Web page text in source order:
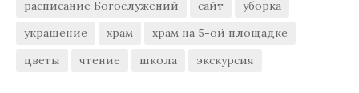
расписание Богослужений
сайт
уборка
украшение
храм
храм на 5-ой площадке
цветы
чтение школа экскурсия